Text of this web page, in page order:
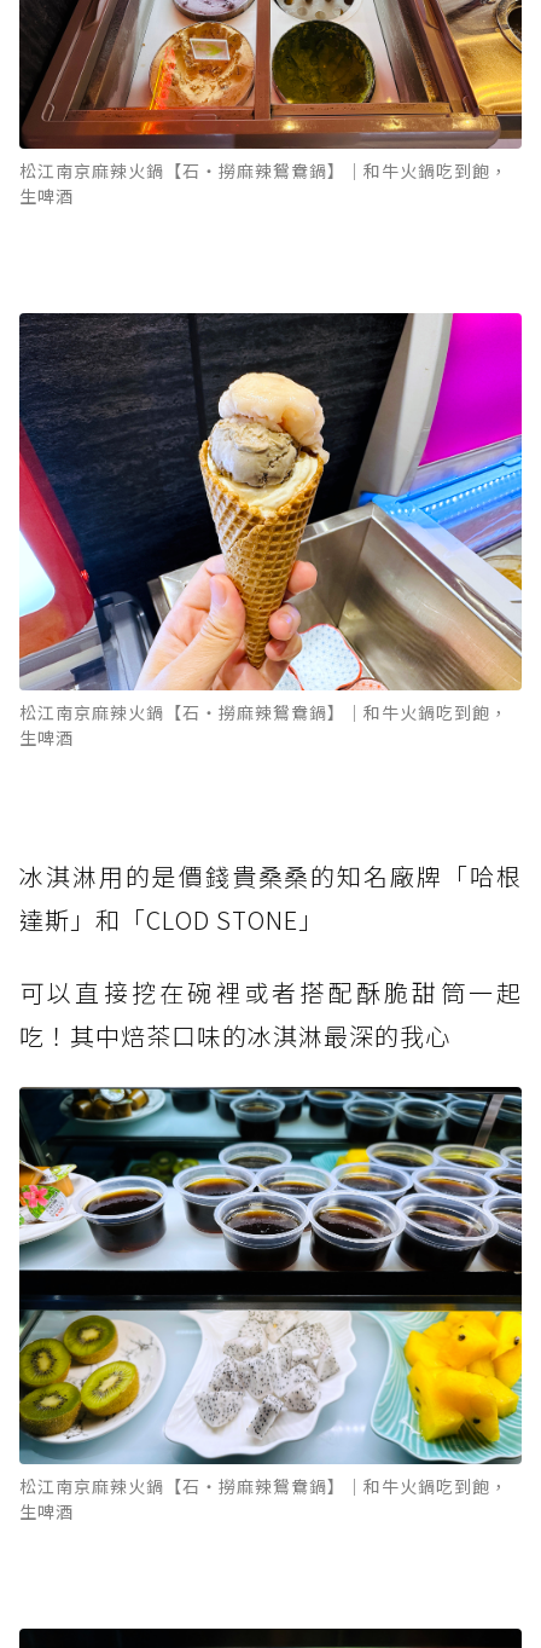
松江南京麻辣火鍋【石‧撈麻辣鴛鴦鍋】｜和牛火鍋吃到飽，
生啤酒
松江南京麻辣火鍋【石‧撈麻辣鴛鴦鍋】｜和牛火鍋吃到飽，
生啤酒
冰淇淋用的是價錢貴桑桑的知名廠牌「哈根
達斯」和「CLOD STONE」
可以直接挖在碗裡或者搭配酥脆甜筒一起
吃！其中焙茶口味的冰淇淋最深的我心
松江南京麻辣火鍋【石‧撈麻辣鴛鴦鍋】｜和牛火鍋吃到飽，
生啤酒